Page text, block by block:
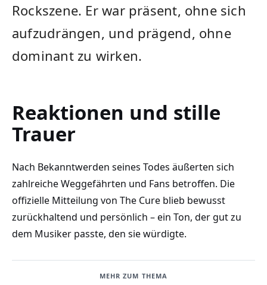
Rockszene. Er war präsent, ohne sich
aufzudrängen, und prägend, ohne
dominant zu wirken.
Reaktionen und stille
Trauer
Nach Bekanntwerden seines Todes äußerten sich
zahlreiche Weggefährten und Fans betroffen. Die
offizielle Mitteilung von The Cure blieb bewusst
zurückhaltend und persönlich – ein Ton, der gut zu
dem Musiker passte, den sie würdigte.
MEHR ZUM THEMA